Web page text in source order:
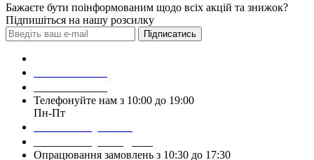
Бажаєте бути поінформованим щодо всіх акцій та знижок?
Підпишіться на нашу розсилку
Підписатись
Телефонуйте нам з 10:00 до 19:00
Пн-Пт
Опрацювання замовлень з 10:30 до 17:30